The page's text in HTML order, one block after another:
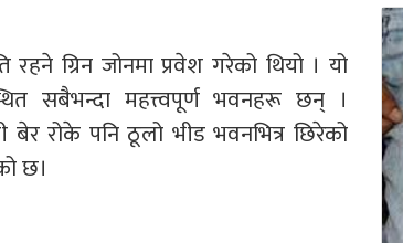
रहने ग्रिन जोनमा प्रवेश गरेको थियो । यो
सबैभन्दा महत्त्वपूर्ण भवनहरू छन् ।
रोके पनि ठूलो भीड भवनभित्र छिरेको
छ।